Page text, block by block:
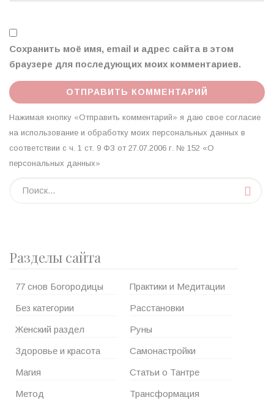
Сохранить моё имя, email и адрес сайта в этом
браузере для последующих моих комментариев.
Нажимая кнопку «Отправить комментарий» я даю свое согласие
на использование и обработку моих персональных данных в
соответствии с ч. 1 ст. 9 ФЗ от 27.07.2006 г. № 152 «О
персональных данных»
Разделы сайта
77 снов Богородицы
Без категории
Женский раздел
Здоровье и красота
Магия
Метод
Практики и Медитации
Расстановки
Руны
Самонастройки
Статьи о Тантре
Трансформация